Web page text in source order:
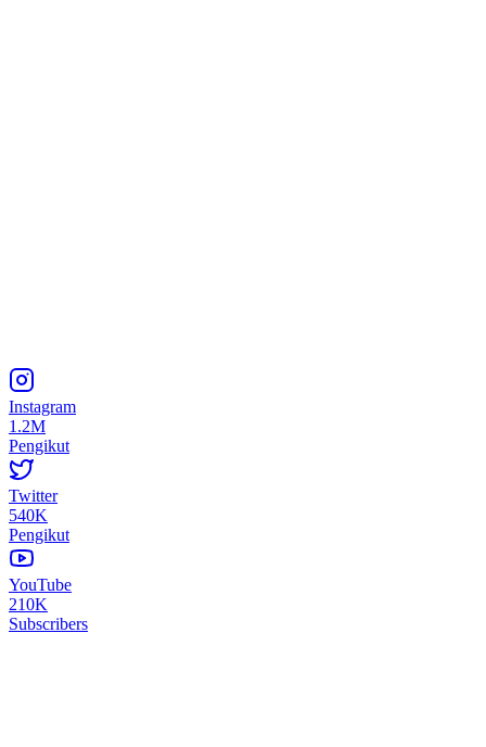
Instagram
1.2M
Pengikut
Twitter
540K
Pengikut
YouTube
210K
Subscribers